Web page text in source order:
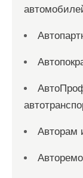
Авторам